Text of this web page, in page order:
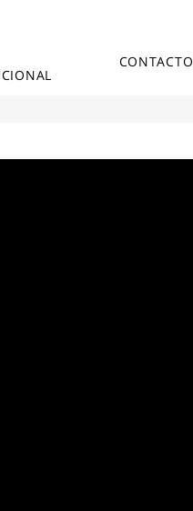
CONTACTO